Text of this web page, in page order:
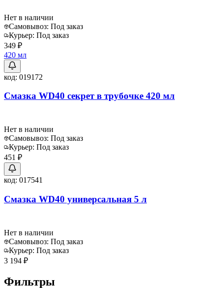
Нет в наличии
Самовывоз: Под заказ
Курьер: Под заказ
349 ₽
420 мл
код: 019172
Смазка WD40 секрет в трубочке 420 мл
Нет в наличии
Самовывоз: Под заказ
Курьер: Под заказ
451 ₽
код: 017541
Смазка WD40 универсальная 5 л
Нет в наличии
Самовывоз: Под заказ
Курьер: Под заказ
3 194 ₽
Фильтры